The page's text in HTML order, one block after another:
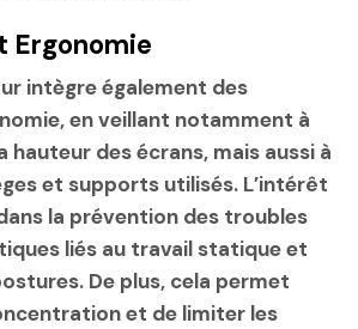
Ergonomie
intègre également des
en veillant notamment à
hauteur des écrans, mais aussi à
et supports utilisés. L’intérêt
la prévention des troubles
liés au travail statique et
De plus, cela permet
et de limiter les